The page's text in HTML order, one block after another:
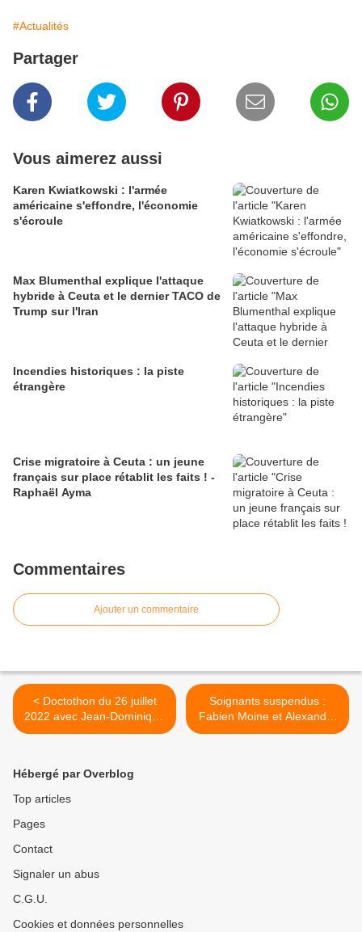
#Actualités
Partager
Vous aimerez aussi
Karen Kwiatkowski : l'armée
américaine s'effondre, l'économie
s'écroule
Max Blumenthal explique l'attaque
hybride à Ceuta et le dernier TACO de
Trump sur l'Iran
Incendies historiques : la piste
étrangère
Crise migratoire à Ceuta : un jeune
français sur place rétablit les faits ! -
Raphaël Ayma
Commentaires
Ajouter un commentaire
< Doctothon du 26 juillet
2022 avec Jean-Dominique
Michel
Soignants suspendus :
Fabien Moine et Alexandra
Henrion- Caude >
Hébergé par Overblog
Top articles
Pages
Contact
Signaler un abus
C.G.U.
Cookies et données personnelles